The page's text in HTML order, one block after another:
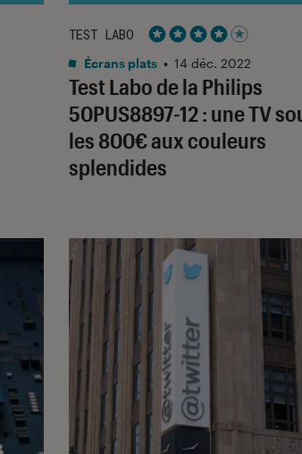
Test Labo de la Philips
50PUS8897-12 : une TV
les 800€ aux couleurs
splendides
TEST LABO
Noté 4 étoiles sur 5
Écrans plats • 14 déc. 2022